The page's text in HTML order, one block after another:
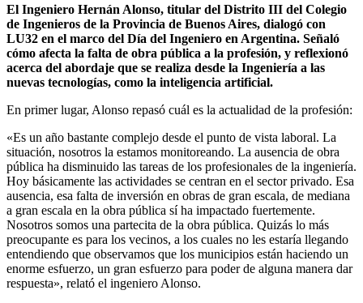
El Ingeniero Hernán Alonso, titular del Distrito III del Colegio
de Ingenieros de la Provincia de Buenos Aires, dialogó con
LU32 en el marco del Día del Ingeniero en Argentina. Señaló
cómo afecta la falta de obra pública a la profesión, y reflexionó
acerca del abordaje que se realiza desde la Ingeniería a las
nuevas tecnologías, como la inteligencia artificial.
En primer lugar, Alonso repasó cuál es la actualidad de la profesión:
«Es un año bastante complejo desde el punto de vista laboral. La
situación, nosotros la estamos monitoreando. La ausencia de obra
pública ha disminuido las tareas de los profesionales de la ingeniería.
Hoy básicamente las actividades se centran en el sector privado. Esa
ausencia, esa falta de inversión en obras de gran escala, de mediana
a gran escala en la obra pública sí ha impactado fuertemente.
Nosotros somos una partecita de la obra pública. Quizás lo más
preocupante es para los vecinos, a los cuales no les estaría llegando
entendiendo que observamos que los municipios están haciendo un
enorme esfuerzo, un gran esfuerzo para poder de alguna manera dar
respuesta», relató el ingeniero Alonso.